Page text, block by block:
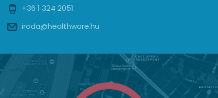
+36 1 324 2051
iroda@healthware.hu